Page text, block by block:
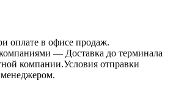
оплате в офисе продаж.
— Доставка до терминала
компании.Условия отправки